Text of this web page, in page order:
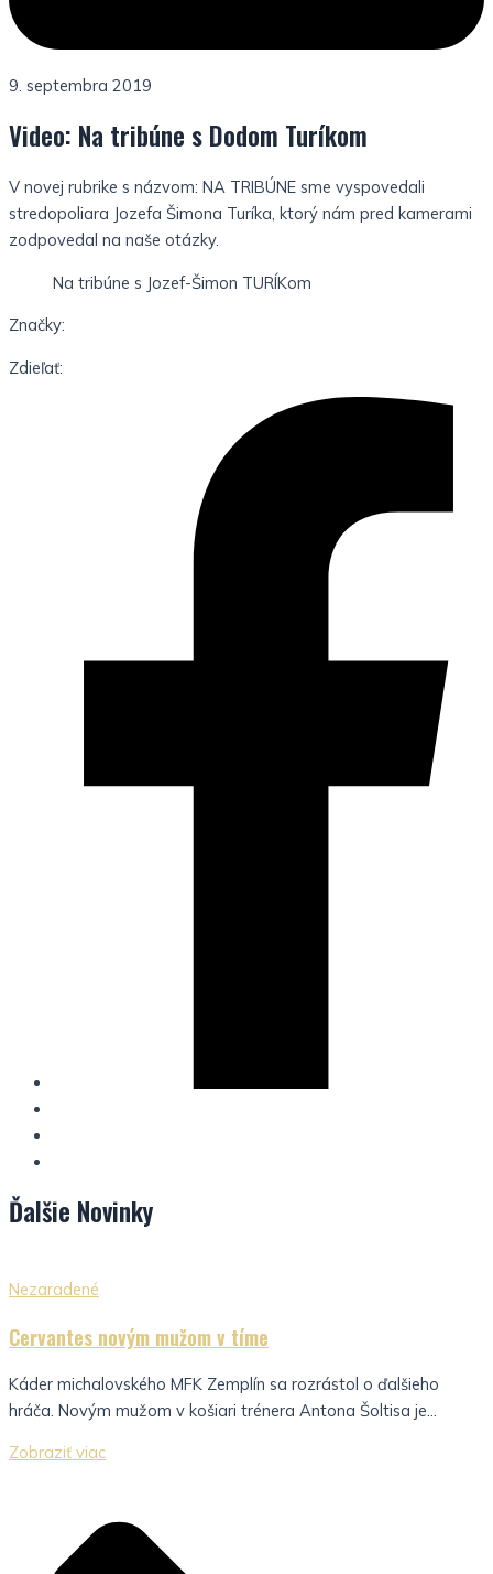
9. septembra 2019
Video: Na tribúne s Dodom Turíkom
V novej rubrike s názvom: NA TRIBÚNE sme vyspovedali
stredopoliara Jozefa Šimona Turíka, ktorý nám pred kamerami
zodpovedal na naše otázky.
Na tribúne s Jozef-Šimon TURÍKom
Značky:
Zdieľať:
Ďalšie Novinky
Nezaradené
Cervantes novým mužom v tíme
Káder michalovského MFK Zemplín sa rozrástol o ďalšieho
hráča. Novým mužom v košiari trénera Antona Šoltisa je...
Zobraziť viac